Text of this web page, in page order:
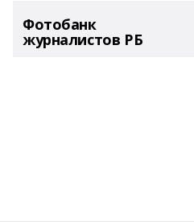
Фотобанк
журналистов РБ